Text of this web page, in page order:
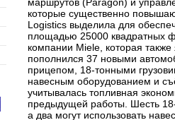
которые существенно
Logistics выделила для
площадью 25000 квадратных
компании Miele, которая
пополнился 37 новыми
прицепом, 18-тонными
навесным оборудованием и
учитывалась топливная
предыдущей работы. Шесть
а два могут использовать